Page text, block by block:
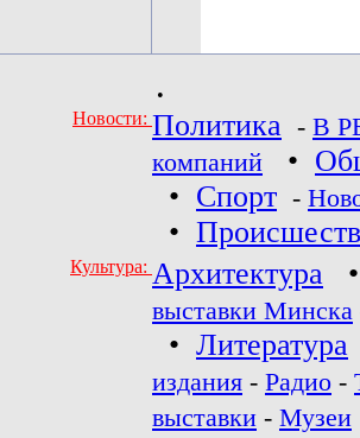
•
Новости: Политика - В
компаний
•
• Спорт -
•
Культура: Архитектура •
выставки Минска
• Литература
издания - Радио -
выставки - Музеи